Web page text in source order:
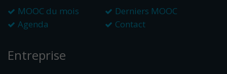
MOOC du mois
Derniers MOOC
Agenda
Contact
Entreprise